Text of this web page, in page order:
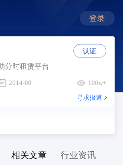
登录
分时租赁平台
2014-09 100w+
寻求报道
认证
相关文章 行业资讯